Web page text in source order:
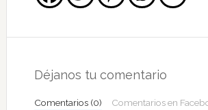
conDéjanos tu comentario
Comentarios (0) Comentarios en